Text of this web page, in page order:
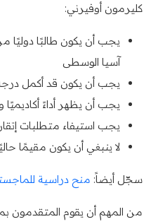
كليرمون أوفيرني:
يجب أن يكون طالبًا دوليًا
آسيا الوسطى
يجب أن يكون قد أكمل درجة
يجب أن يظهر أداءً أكاديميًا
يجب استيفاء متطلبات
لا ينبغي أن يكون مقيمًا
سجّل أيضاً: منح دراسية
من المهم أن يقوم المتقدمون